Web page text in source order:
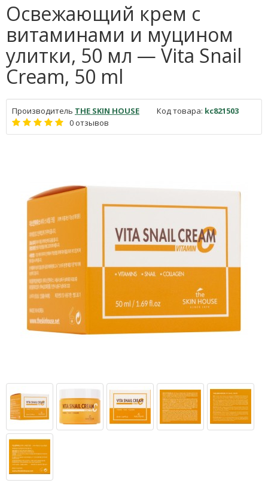
Освежающий крем с
витаминами и муцином
улитки, 50 мл — Vita Snail
Cream, 50 ml
Производитель THE SKIN HOUSE Код товара: kc821503
0 отзывов